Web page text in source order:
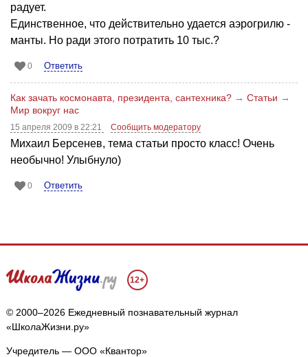
радует.
Единственное, что действительно удается аэрогрилю -
манты. Но ради этого потратить 10 тыс.?
0 Ответить
Как зачать космонавта, президента, сантехника? → Статьи →
Мир вокруг нас
15 апреля 2009 в 22:21 Сообщить модератору
Михаил Берсенев, тема статьи просто класс! Очень
необычно! Улыбнуло)
0 Ответить
12+
© 2000–2026 Ежедневный познавательный журнал
«ШколаЖизни.ру»
Учредитель — ООО «Квантор»